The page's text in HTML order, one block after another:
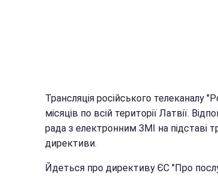
Трансляція російського телеканалу
місяців по всій території Латвії.
рада з електронним ЗМІ на підставі
директиви.
Йдеться про директиву ЄС "Про